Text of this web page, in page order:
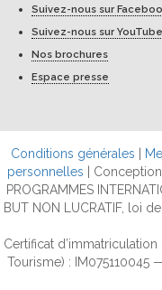
Suivez-nous sur
Suivez-nous sur YouTube
Nos brochures
Espace presse
Conditions générales
personnelles |
PROGRAMMES
BUT NON LUCRATIF, loi
Certificat
Tourisme) : IM075110045